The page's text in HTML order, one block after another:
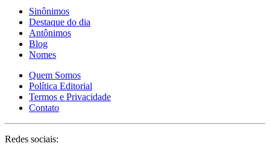
Sinônimos
Destaque do dia
Antônimos
Blog
Nomes
Quem Somos
Política Editorial
Termos e Privacidade
Contato
Redes sociais: